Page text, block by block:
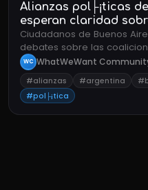
Alianzas pol├¡ticas
esperan claridad
Ciudadanos de Buenos
debates sobre las
definir las prioridades del
elecciones.
WC WhatWeWant
#alianzas #argentina
#pol├¡tica